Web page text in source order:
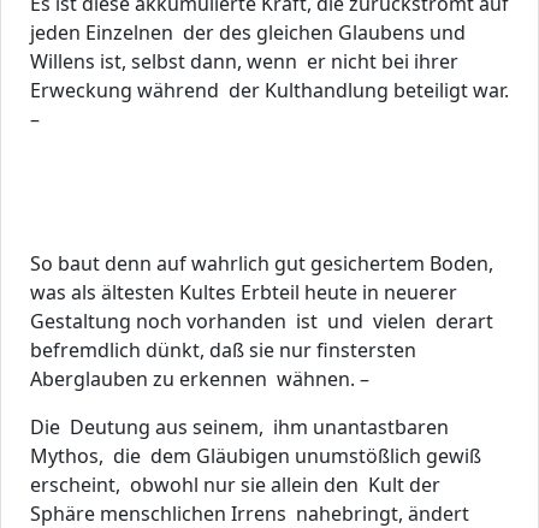
jeden Einzelnen der des gleichen Glaubens und
Willens ist, selbst dann, wenn er nicht bei ihrer
Erweckung während der Kulthandlung beteiligt war.
–
So baut denn auf wahrlich gut gesichertem Boden,
was als ältesten Kultes Erbteil heute in neuerer
Gestaltung noch vorhanden ist und vielen derart
befremdlich dünkt, daß sie nur finstersten
Aberglauben zu erkennen wähnen. –
Die Deutung aus seinem, ihm unantastbaren
Mythos, die dem Gläubigen unumstößlich gewiß
erscheint, obwohl nur sie allein den Kult der
Sphäre menschlichen Irrens nahebringt, ändert